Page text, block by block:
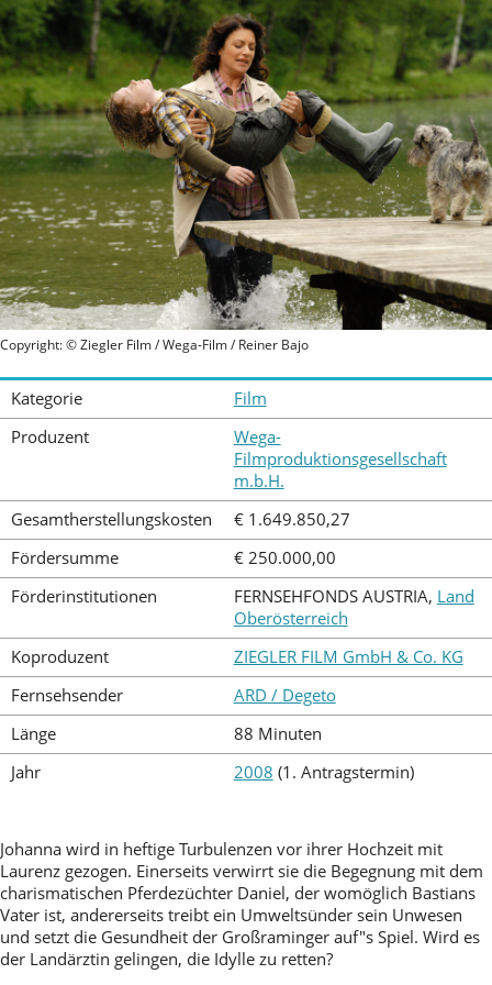
Copyright: © Ziegler Film / Wega-Film / Reiner Bajo
Kategorie
Film
Produzent
Wega-
Filmproduktionsgesellschaft
m.b.H.
Gesamtherstellungskosten
€ 1.649.850,27
Fördersumme
€ 250.000,00
Förderinstitutionen
FERNSEHFONDS AUSTRIA, Land
Oberösterreich
Koproduzent
ZIEGLER FILM GmbH & Co. KG
Fernsehsender
ARD / Degeto
Länge
88 Minuten
Jahr
2008 (1. Antragstermin)
Johanna wird in heftige Turbulenzen vor ihrer Hochzeit mit
Laurenz gezogen. Einerseits verwirrt sie die Begegnung mit dem
charismatischen Pferdezüchter Daniel, der womöglich Bastians
Vater ist, andererseits treibt ein Umweltsünder sein Unwesen
und setzt die Gesundheit der Großraminger auf"s Spiel. Wird es
der Landärztin gelingen, die Idylle zu retten?